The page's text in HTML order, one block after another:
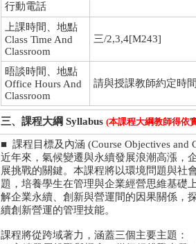
行動電話
上課時間、地點
Class Time And
Classroom
三/2,3,4[M243]
晤談時間、地點
Office Hours And
Classroom
請與授課教師約定時間
三、課程大綱 Syllabus (本課程大綱教師得依
■ 課程目標及內涵 (Course Objectives and
近年來，氣候變遷與永續發展浪潮高漲，
展挑戰的關鍵。本課程將以環境問題與社
題，培養學生在管理與企業經營思維基礎
解企業永續、創新與營運間的因果關係，
續創新營運的管理技能。
課程將從跨域著力，涵蓋三個主要主題：